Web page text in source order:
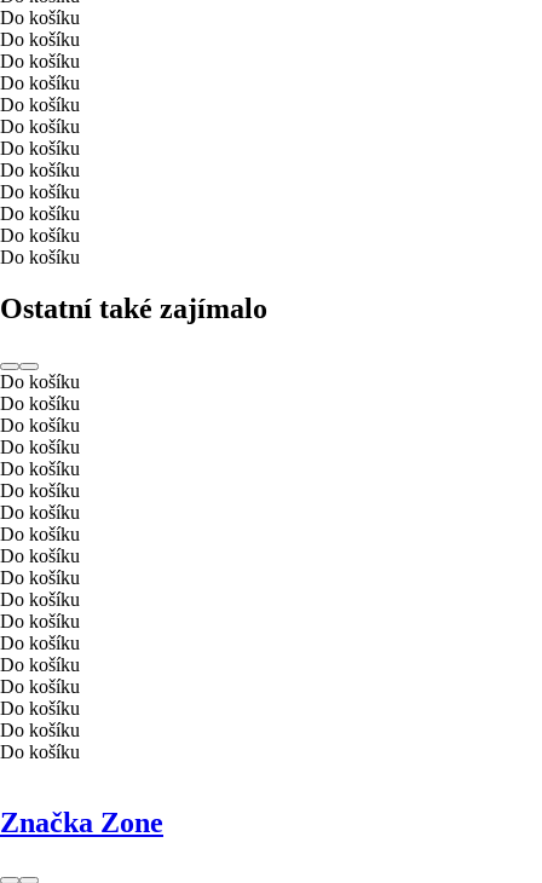
Do košíku
Do košíku
Do košíku
Do košíku
Do košíku
Do košíku
Do košíku
Do košíku
Do košíku
Do košíku
Do košíku
Do košíku
Ostatní také zajímalo
Do košíku
Do košíku
Do košíku
Do košíku
Do košíku
Do košíku
Do košíku
Do košíku
Do košíku
Do košíku
Do košíku
Do košíku
Do košíku
Do košíku
Do košíku
Do košíku
Do košíku
Do košíku
Značka Zone